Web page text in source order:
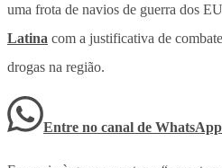
uma frota de navios de guerra dos
Latina com a justificativa de
drogas na região.
Entre no canal de WhatsApp